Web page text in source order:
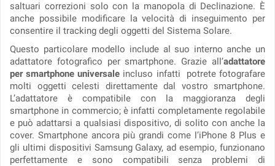
saltuari correzioni solo con la manopola di Declinazione. È
anche possibile modificare la velocità di inseguimento per
consentire il tracking degli oggetti del Sistema Solare.
Questo particolare modello include al suo interno anche un
adattatore fotografico per smartphone. Grazie all’adattatore
per smartphone universale incluso infatti potrete fotografare
molti oggetti celesti direttamente dal vostro smartphone.
L’adattatore è compatibile con la maggioranza degli
smartphone in commercio; è infatti completamente regolabile
e può adattarsi a qualsiasi dispositivo, di solito con anche la
cover. Smartphone ancora più grandi come l’iPhone 8 Plus e
gli ultimi dispositivi Samsung Galaxy, ad esempio, funzionano
perfettamente e sono compatibili senza problemi di